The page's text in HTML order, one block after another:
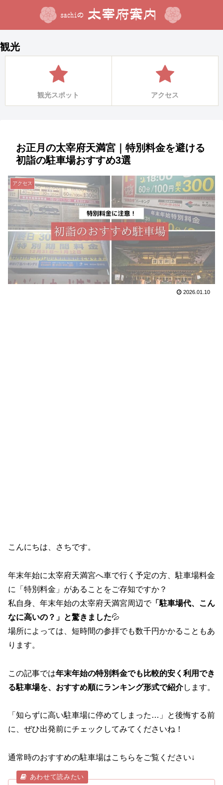
観光
観光スポット アクセス
お正月の太宰府天満宮｜特別料金を避ける
初詣の駐車場おすすめ3選
アクセス
2026.01.10
こんにちは、さちです。
年末年始に太宰府天満宮へ車で行く予定の方、駐車場料金
に「特別料金」があることをご存知ですか？
私自身、年末年始の太宰府天満宮周辺で「駐車場代、こん
なに高いの？」と驚きました💦
場所によっては、短時間の参拝でも数千円かかることもあ
ります。
この記事では年末年始の特別料金でも比較的安く利用でき
る駐車場を、おすすめ順にランキング形式で紹介します。
「知らずに高い駐車場に停めてしまった…」と後悔する前
に、ぜひ出発前にチェックしてみてくださいね！
通常時のおすすめの駐車場はこちらをご覧ください↓